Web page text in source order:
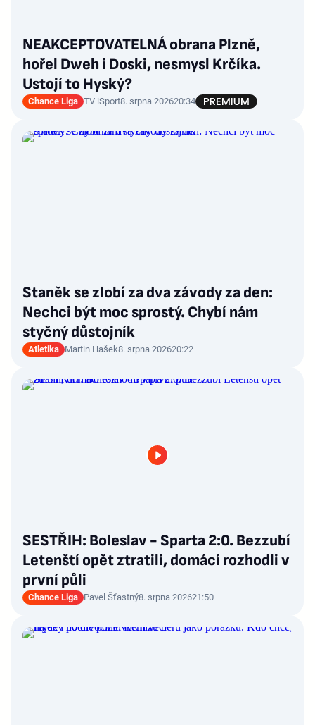
NEAKCEPTOVATELNÁ obrana Plzně,
hořel Dweh i Doski, nesmysl Krčíka.
Ustojí to Hyský?
Chance Liga TV iSport8. srpna 202620:34
Staněk se zlobí za dva závody za den:
Nechci být moc sprostý. Chybí nám
styčný důstojník
Atletika Martin Hašek8. srpna 202620:22
SESTŘIH: Boleslav - Sparta 2:0. Bezzubí
Letenští opět ztratili, domácí rozhodli v
první půli
Chance Liga Pavel Šťastný8. srpna 202621:50